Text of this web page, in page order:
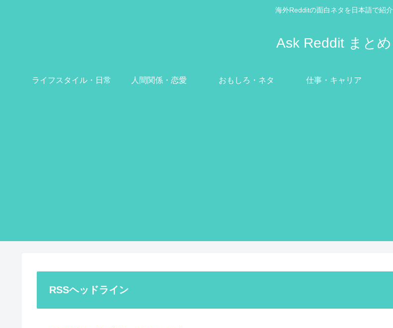
海外Redditの面白ネタを日本語で紹介
Ask Reddit まとめ
ライフスタイル・日常 人間関係・恋愛 おもしろ・ネタ 仕事・キャリア
RSSヘッドライン